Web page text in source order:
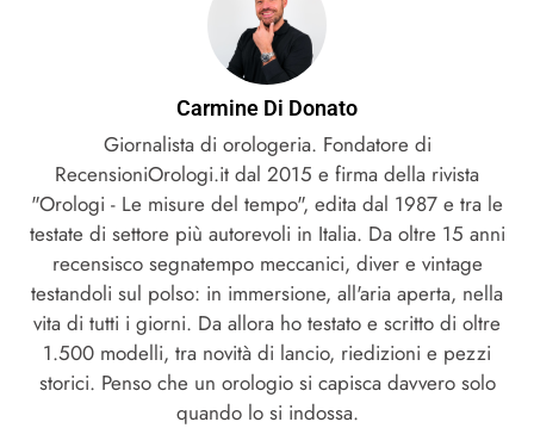
Carmine Di Donato
Giornalista di orologeria. Fondatore di
RecensioniOrologi.it dal 2015 e firma della rivista
"Orologi - Le misure del tempo", edita dal 1987 e tra le
testate di settore più autorevoli in Italia. Da oltre 15 anni
recensisco segnatempo meccanici, diver e vintage
testandoli sul polso: in immersione, all'aria aperta, nella
vita di tutti i giorni. Da allora ho testato e scritto di oltre
1.500 modelli, tra novità di lancio, riedizioni e pezzi
storici. Penso che un orologio si capisca davvero solo
quando lo si indossa.